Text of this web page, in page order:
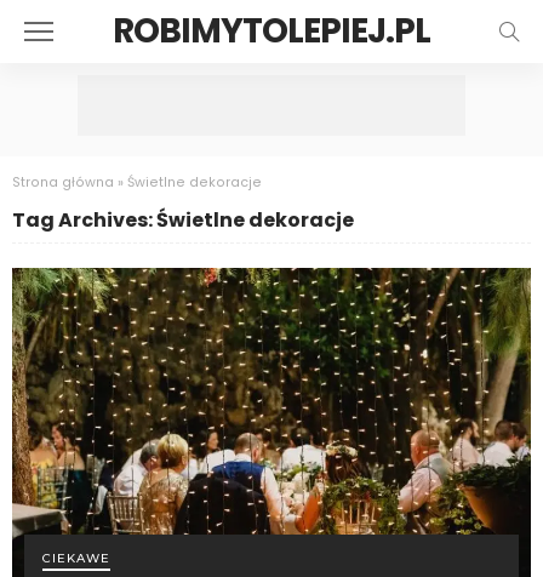
ROBIMYTOLEPIEJ.PL
Strona główna » Świetlne dekoracje
Tag Archives: Świetlne dekoracje
CIEKAWE